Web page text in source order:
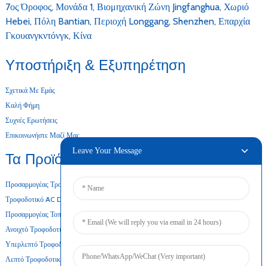
7ος Όροφος, Μονάδα 1, Βιομηχανική Ζώνη Jingfanghua, Χωριό
Hebei, Πόλη Bantian, Περιοχή Longgang, Shenzhen, Επαρχία
Γκουανγκντόνγκ, Κίνα
Υποστήριξη & Εξυπηρέτηση
Σχετικά Με Εμάς
Καλή Φήμη
Συχνές Ερωτήσεις
Επικοινωνήστε Μαζί Μας
Τα Προϊόντα Μας
Προσαρμογέας Τροφοδοσίας Για Επιτραπέζιους Υπολογιστές
Τροφοδοτικό AC DC
Προσαρμογέας Τοποθέτησης Σε Τοίχο
Ανοιχτό Τροφοδοτικό Πλαισίου
Υπερλεπτό Τροφοδοτικό
Λεπτό Τροφοδοτικό
Leave Your Message